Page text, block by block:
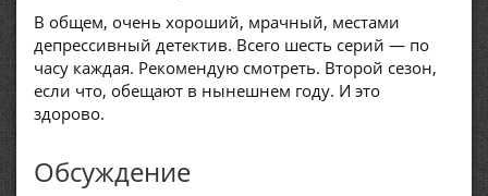
В общем, очень хороший, мрачный, местами
депрессивный детектив. Всего шесть серий — по
часу каждая. Рекомендую смотреть. Второй сезон,
если что, обещают в нынешнем году. И это
здорово.
Обсуждение